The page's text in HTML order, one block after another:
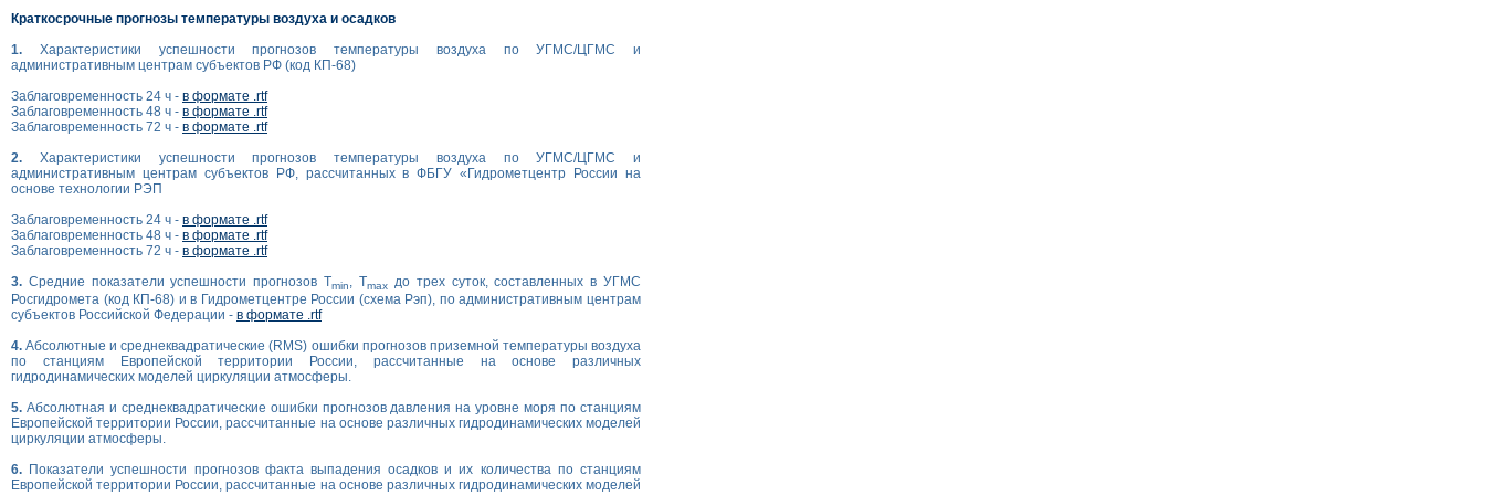
Краткосрочные прогнозы температуры воздуха и осадков
1. Характеристики успешности прогнозов температуры воздуха по УГМС/ЦГМС и
административным центрам субъектов РФ (код КП-68)
Заблаговременность 24 ч - в формате .rtf
Заблаговременность 48 ч - в формате .rtf
Заблаговременность 72 ч - в формате .rtf
2. Характеристики успешности прогнозов температуры воздуха по УГМС/ЦГМС и
административным центрам субъектов РФ, рассчитанных в ФБГУ «Гидрометцентр России на
основе технологии РЭП
Заблаговременность 24 ч - в формате .rtf
Заблаговременность 48 ч - в формате .rtf
Заблаговременность 72 ч - в формате .rtf
3. Средние показатели успешности прогнозов Tmin, Tmax до трех суток, составленных в УГМС
Росгидромета (код КП-68) и в Гидрометцентре России (схема Рэп), по административным центрам
субъектов Российской Федерации - в формате .rtf
4. Абсолютные и среднеквадратические (RMS) ошибки прогнозов приземной температуры воздуха
по станциям Европейской территории России, рассчитанные на основе различных
гидродинамических моделей циркуляции атмосферы.
5. Абсолютная и среднеквадратические ошибки прогнозов давления на уровне моря по станциям
Европейской территории России, рассчитанные на основе различных гидродинамических моделей
циркуляции атмосферы.
6. Показатели успешности прогнозов факта выпадения осадков и их количества по станциям
Европейской территории России, рассчитанные на основе различных гидродинамических моделей